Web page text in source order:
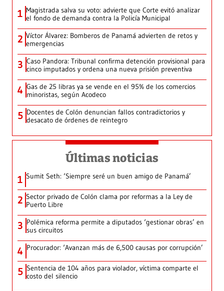
1 Magistrada salva su voto: advierte que Corte evitó analizar
el fondo de demanda contra la Policía Municipal
2 Víctor Álvarez: Bomberos de Panamá advierten de retos y
emergencias
3 Caso Pandora: Tribunal confirma detención provisional para
cinco imputados y ordena una nueva prisión preventiva
4 Gas de 25 libras ya se vende en el 95% de los comercios
minoristas, según Acodeco
5 Docentes de Colón denuncian fallos contradictorios y
desacato de órdenes de reintegro
Últimas noticias
1 Sumit Seth: ‘Siempre seré un buen amigo de Panamá’
2 Sector privado de Colón clama por reformas a la Ley de
Puerto Libre
3 Polémica reforma permite a diputados ‘gestionar obras’ en
sus circuitos
4 Procurador: ‘Avanzan más de 6,500 causas por corrupción’
5 Sentencia de 104 años para violador, víctima comparte el
costo del silencio